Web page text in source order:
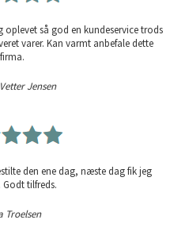
oplevet så god en kundeservice trods
varer. Kan varmt anbefale dette
firma.
Jensen
den ene dag, næste dag fik jeg
Godt tilfreds.
Troelsen